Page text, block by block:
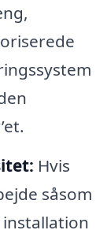
Hvis
såsom